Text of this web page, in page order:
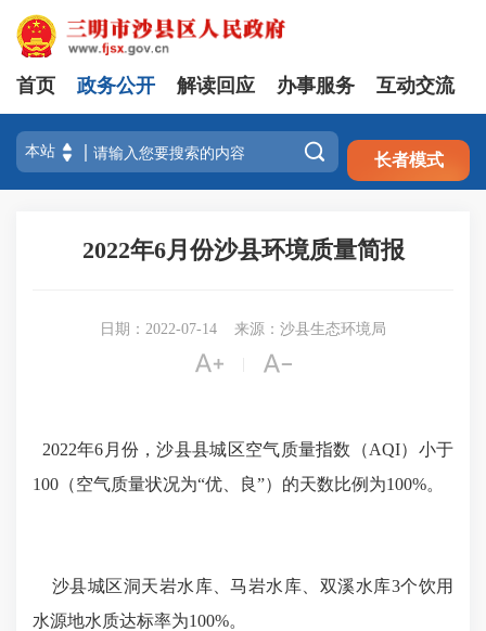
注册 登录
首页 政务公开 解读回应 办事服务 互动交流
 长者模式
2022年6月份沙县环境质量简报
日期：2022-07-14 来源：沙县生态环境局
 
2022年6 月份，沙县县城区空气质量指数（AQI）小于
100 （空气质量状况为“优、良”）的天数比例为100%。
沙县城区洞天岩水库、马岩水库、双溪水库3个饮用
水源地水质达标率为100%。